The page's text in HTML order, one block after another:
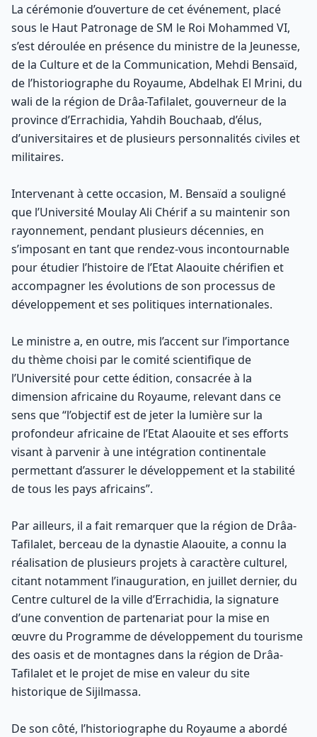
La cérémonie d’ouverture de cet événement, placé
sous le Haut Patronage de SM le Roi Mohammed VI,
s’est déroulée en présence du ministre de la Jeunesse,
de la Culture et de la Communication, Mehdi Bensaïd,
de l’historiographe du Royaume, Abdelhak El Mrini, du
wali de la région de Drâa-Tafilalet, gouverneur de la
province d’Errachidia, Yahdih Bouchaab, d’élus,
d’universitaires et de plusieurs personnalités civiles et
militaires.
Intervenant à cette occasion, M. Bensaïd a souligné
que l’Université Moulay Ali Chérif a su maintenir son
rayonnement, pendant plusieurs décennies, en
s’imposant en tant que rendez-vous incontournable
pour étudier l’histoire de l’Etat Alaouite chérifien et
accompagner les évolutions de son processus de
développement et ses politiques internationales.
Le ministre a, en outre, mis l’accent sur l’importance
du thème choisi par le comité scientifique de
l’Université pour cette édition, consacrée à la
dimension africaine du Royaume, relevant dans ce
sens que “l’objectif est de jeter la lumière sur la
profondeur africaine de l’Etat Alaouite et ses efforts
visant à parvenir à une intégration continentale
permettant d’assurer le développement et la stabilité
de tous les pays africains”.
Par ailleurs, il a fait remarquer que la région de Drâa-
Tafilalet, berceau de la dynastie Alaouite, a connu la
réalisation de plusieurs projets à caractère culturel,
citant notamment l’inauguration, en juillet dernier, du
Centre culturel de la ville d’Errachidia, la signature
d’une convention de partenariat pour la mise en
œuvre du Programme de développement du tourisme
des oasis et de montagnes dans la région de Drâa-
Tafilalet et le projet de mise en valeur du site
historique de Sijilmassa.
De son côté, l’historiographe du Royaume a abordé